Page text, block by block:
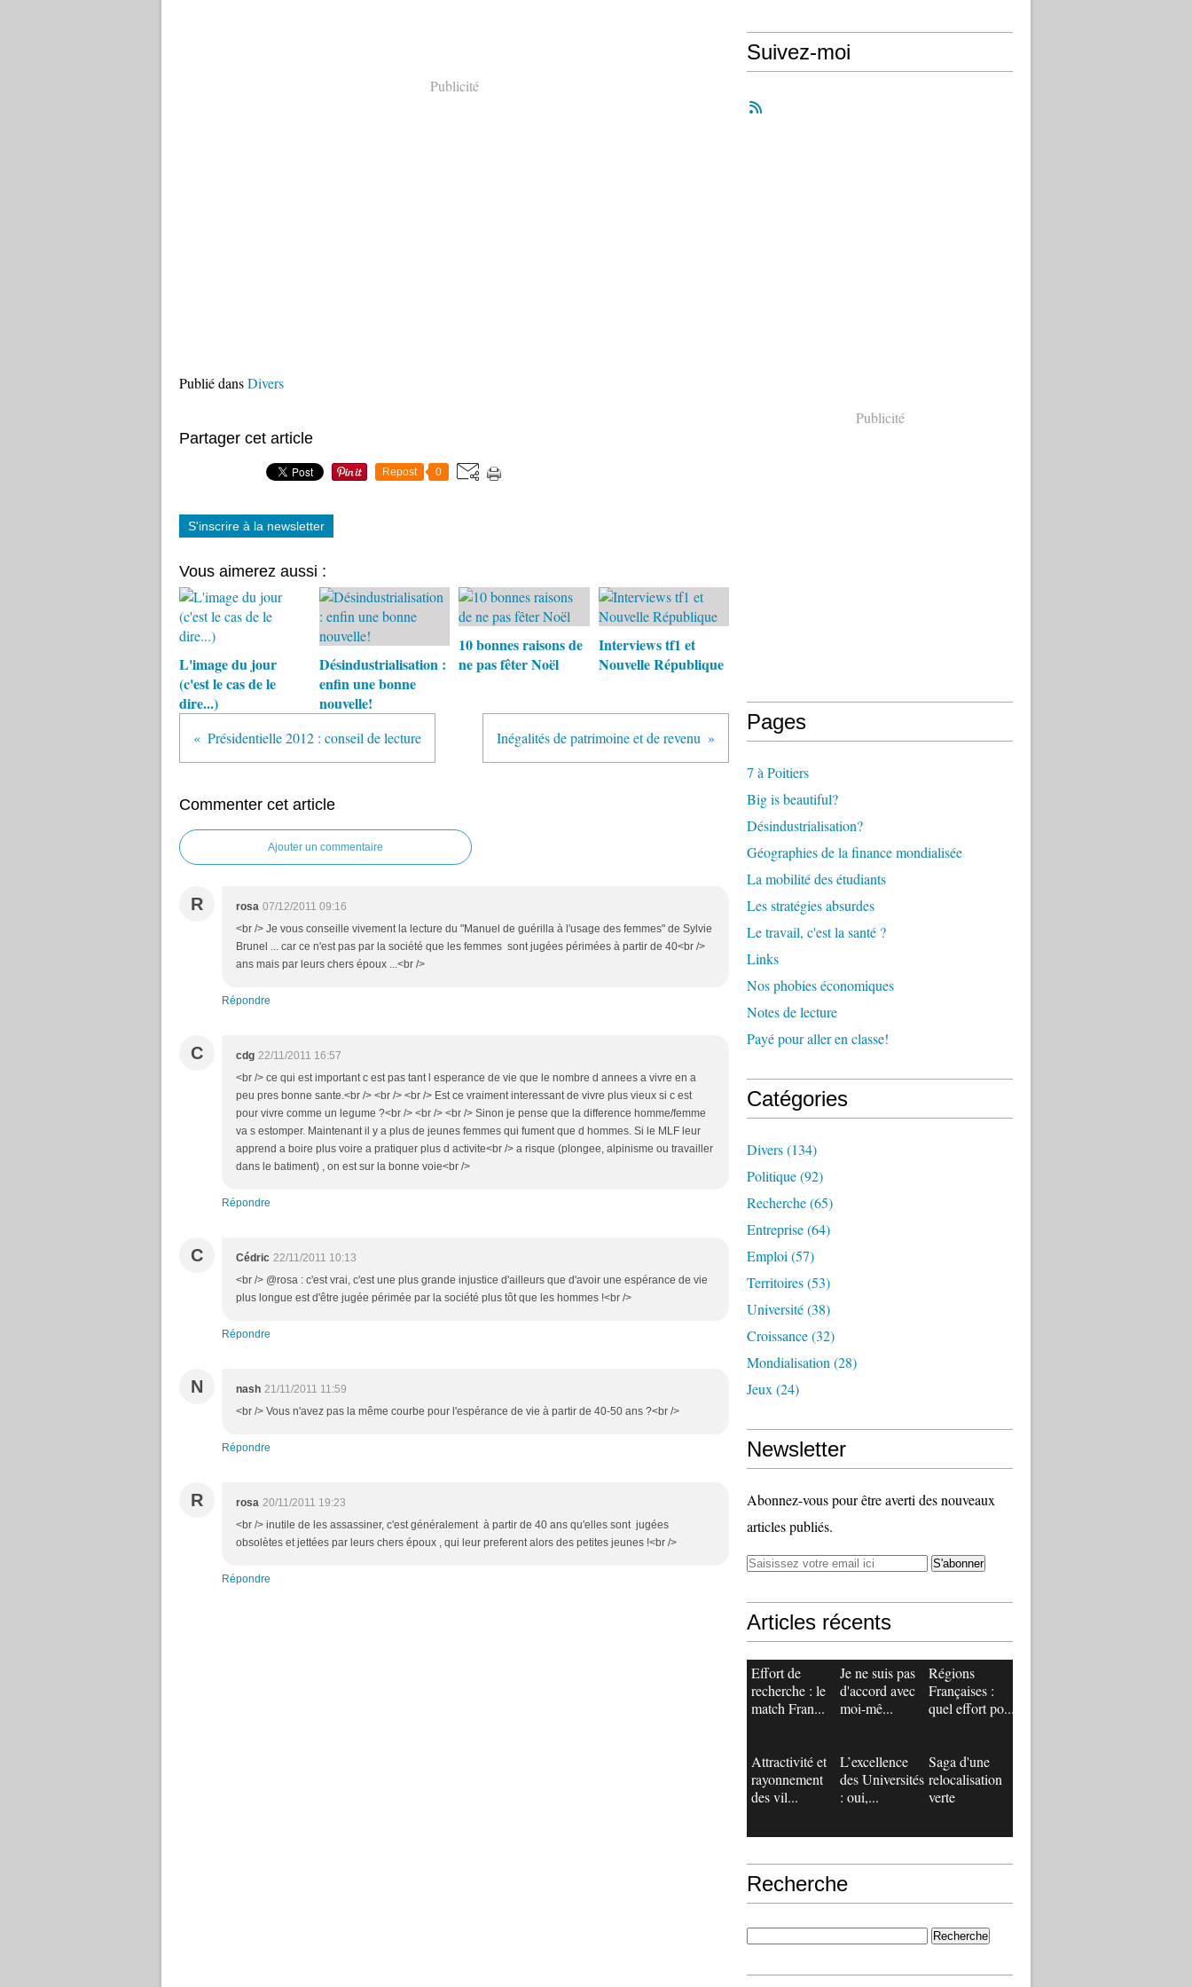
Publicité
Publié dansDivers
Partager cet article
Repost 0
S'inscrire à la newsletter
Vous aimerez aussi :
L'image du jour
(c'est le cas de le
dire...)
Désindustrialisation :
enfin une bonne
nouvelle!
10 bonnes raisons de
ne pas fêter Noël
Interviews tf1 et
Nouvelle République
Présidentielle 2012 : conseil de lecture Inégalités de patrimoine et de revenu
Commenter cet article
Ajouter un commentaire
R rosa 07/12/2011 09:16
<br /> Je vous conseille vivement la lecture du "Manuel de guérilla à l'usage des femmes" de Sylvie
Brunel ... car ce n'est pas par la société que les femmes sont jugées périmées à partir de 40<br />
ans mais par leurs chers époux ...<br />
Répondre
C cdg 22/11/2011 16:57
<br /> ce qui est important c est pas tant l esperance de vie que le nombre d annees a vivre en a
peu pres bonne sante.<br /> <br /> <br /> Est ce vraiment interessant de vivre plus vieux si c est
pour vivre comme un legume ?<br /> <br /> <br /> Sinon je pense que la difference homme/femme
va s estomper. Maintenant il y a plus de jeunes femmes qui fument que d hommes. Si le MLF leur
apprend a boire plus voire a pratiquer plus d activite<br /> a risque (plongee, alpinisme ou travailler
dans le batiment) , on est sur la bonne voie<br />
Répondre
C Cédric 22/11/2011 10:13
<br /> @rosa : c'est vrai, c'est une plus grande injustice d'ailleurs que d'avoir une espérance de vie
plus longue est d'être jugée périmée par la société plus tôt que les hommes !<br />
Répondre
N nash 21/11/2011 11:59
<br /> Vous n'avez pas la même courbe pour l'espérance de vie à partir de 40-50 ans ?<br />
Répondre
R rosa 20/11/2011 19:23
<br /> inutile de les assassiner, c'est généralement à partir de 40 ans qu'elles sont jugées
obsolètes et jettées par leurs chers époux , qui leur preferent alors des petites jeunes !<br />
Répondre
Suivez-moi
Publicité
Pages
7 à Poitiers
Big is beautiful?
Désindustrialisation?
Géographies de la finance mondialisée
La mobilité des étudiants
Les stratégies absurdes
Le travail, c'est la santé ?
Links
Nos phobies économiques
Notes de lecture
Payé pour aller en classe!
Catégories
Divers(134)
Politique(92)
Recherche(65)
Entreprise(64)
Emploi (57)
Territoires(53)
Université(38)
Croissance(32)
Mondialisation (28)
Jeux (24)
Newsletter
Abonnez-vous pour être averti des nouveaux
articles publiés.
Articles récents
Effort de
recherche : le
match Fran...
Je ne suis pas
d'accord avec
moi-mê...
Régions
Françaises :
quel effort po...
Attractivité et
rayonnement
des vil...
L’excellence
des Universités
: oui,...
Saga d'une
relocalisation
verte
Recherche